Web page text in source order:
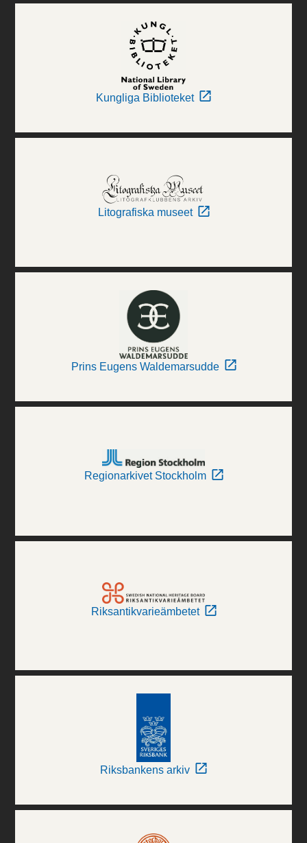
Kungliga Biblioteket
Litografiska museet
Prins Eugens Waldemarsudde
Regionarkivet Stockholm
Riksantikvarieämbetet
Riksbankens arkiv